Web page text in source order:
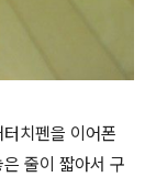
치펜을 이어폰
줄이 짧아서 구